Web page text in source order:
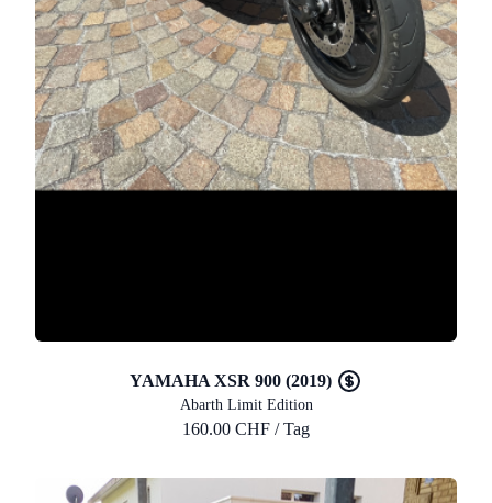
YAMAHA XSR 900 (2019)
Abarth Limit Edition
160.00 CHF / Tag